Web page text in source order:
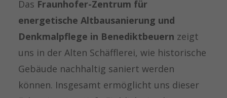
Das Fraunhofer-Zentrum für
energetische Altbausanierung und
Denkmalpflege in Benediktbeuern zeigt
uns in der Alten Schäfflerei, wie historische
Gebäude nachhaltig saniert werden
können. Insgesamt ermöglicht uns dieser